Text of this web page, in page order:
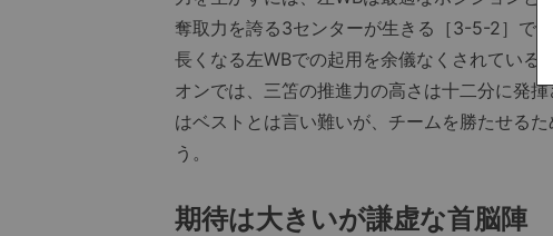
奪取力を誇る3センターが生きる［3-5-2］で
長くなる左WBでの起用を余儀なくされている
オンでは、三笘の推進力の高さは十二分に発
はベストとは言い難いが、チームを勝たせる
う。
期待は大きいが謙虚な首脳陣